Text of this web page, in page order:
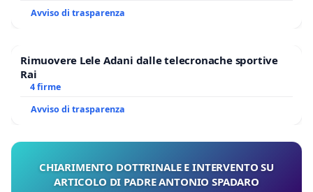
Avviso di trasparenza
Rimuovere Lele Adani dalle telecronache sportive
Rai
4 firme
Avviso di trasparenza
CHIARIMENTO DOTTRINALE E INTERVENTO SU
ARTICOLO DI PADRE ANTONIO SPADARO